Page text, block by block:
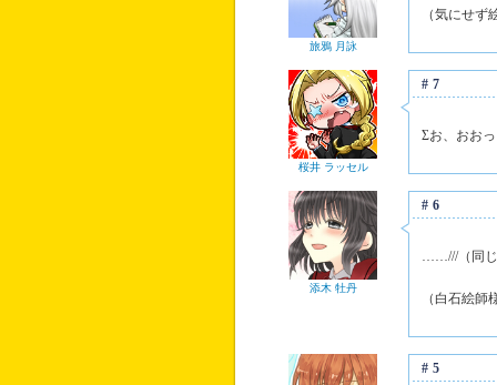
旅鴉 月詠
（気にせず
桜井 ラッセル
#7
Σお、おお
添木 牡丹
#6
……///（同じ
（白石絵
#5